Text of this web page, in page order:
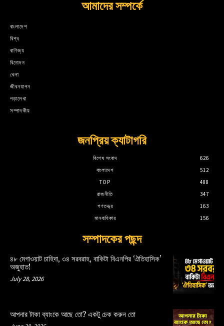
আমাদের সম্পর্কে
বাংলাদেশ
বিশ্ব
বাণিজ্য
বিনোদন
খেলা
জীবনযাপন
পড়ালেখা
সম্পাদকীয়
জনপ্রিয় ক্যাটাগরি
বিশেষ সংবাদ
626
বাংলাদেশ
512
TOP
488
রাজনীতি
347
গণতন্ত্র
163
মানবাধিকার
156
সম্পাদকের পছন্দ
৪৮ মেগাওয়াট চাহিদা, ৩৪ সরবরাহ, বাকিটা বিএনপির ‘ঐতিহাসিক’
অজুহাত!
July 28, 2026
আপনার টাকা ব্যাংকে আছে তো? একটু চেক করুন তো